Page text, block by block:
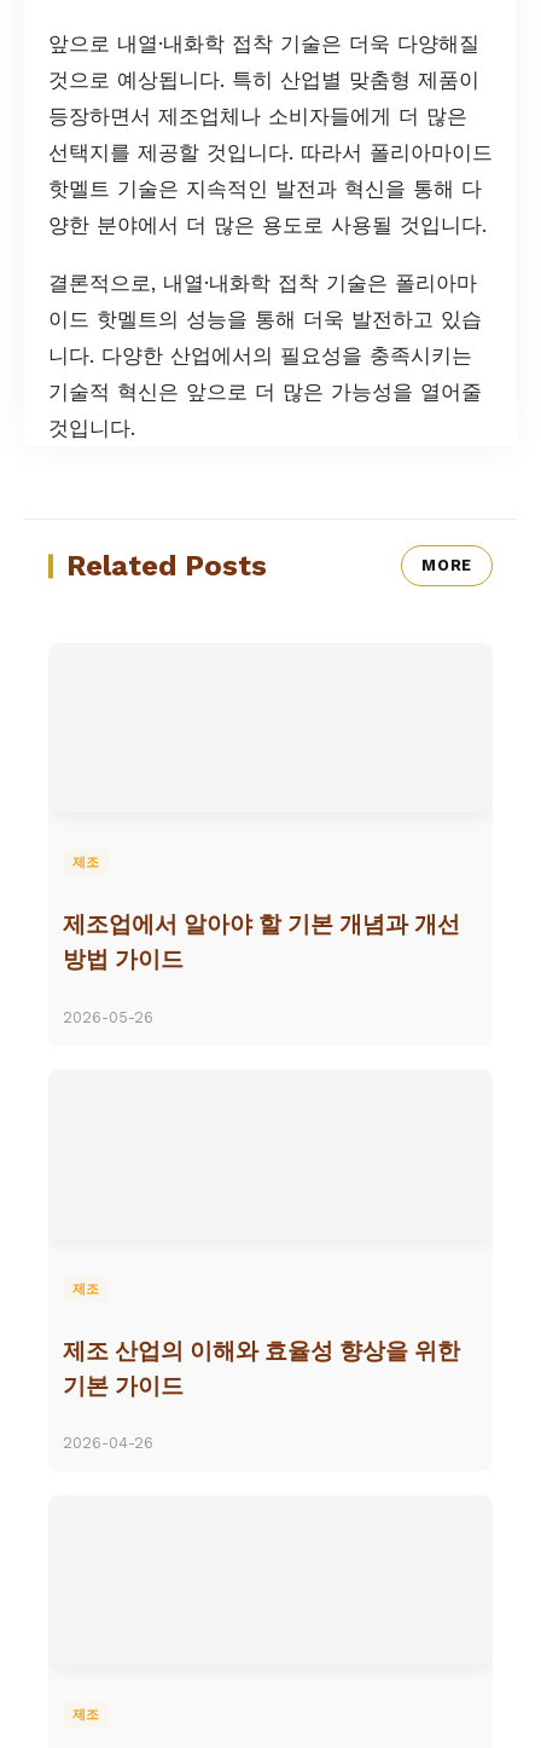
앞으로 내열·내화학 접착 기술은 더욱 다양해질
것으로 예상됩니다. 특히 산업별 맞춤형 제품이
등장하면서 제조업체나 소비자들에게 더 많은
선택지를 제공할 것입니다. 따라서 폴리아마이드
핫멜트 기술은 지속적인 발전과 혁신을 통해 다
양한 분야에서 더 많은 용도로 사용될 것입니다.
결론적으로, 내열·내화학 접착 기술은 폴리아마
이드 핫멜트의 성능을 통해 더욱 발전하고 있습
니다. 다양한 산업에서의 필요성을 충족시키는
기술적 혁신은 앞으로 더 많은 가능성을 열어줄
것입니다.
Related Posts MORE
제조
제조업에서 알아야 할 기본 개념과 개선
방법 가이드
2026-05-26
제조
제조 산업의 이해와 효율성 향상을 위한
기본 가이드
2026-04-26
제조